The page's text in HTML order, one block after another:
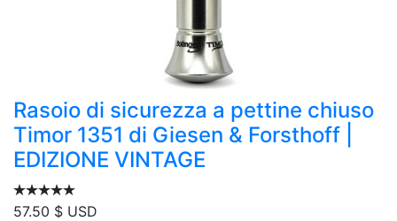
Rasoio di sicurezza a pettine chiuso
Timor 1351 di Giesen & Forsthoff |
EDIZIONE VINTAGE
57.50 $ USD